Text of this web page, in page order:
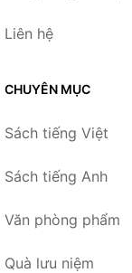
Liên hệ
CHUYÊN MỤC
Sách tiếng Việt
Sách tiếng Anh
Văn phòng phẩm
Quà lưu niệm